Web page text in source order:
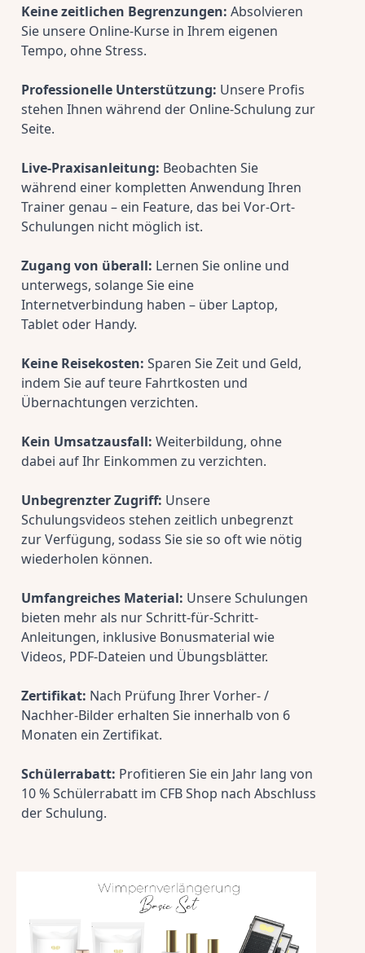
Keine zeitlichen Begrenzungen: Absolvieren
Sie unsere Online-Kurse in Ihrem eigenen
Tempo, ohne Stress.
Professionelle Unterstützung: Unsere Profis
stehen Ihnen während der Online-Schulung zur
Seite.
Live-Praxisanleitung: Beobachten Sie
während einer kompletten Anwendung Ihren
Trainer genau – ein Feature, das bei Vor-Ort-
Schulungen nicht möglich ist.
Zugang von überall: Lernen Sie online und
unterwegs, solange Sie eine
Internetverbindung haben – über Laptop,
Tablet oder Handy.
Keine Reisekosten: Sparen Sie Zeit und Geld,
indem Sie auf teure Fahrtkosten und
Übernachtungen verzichten.
Kein Umsatzausfall: Weiterbildung, ohne
dabei auf Ihr Einkommen zu verzichten.
Unbegrenzter Zugriff: Unsere
Schulungsvideos stehen zeitlich unbegrenzt
zur Verfügung, sodass Sie sie so oft wie nötig
wiederholen können.
Umfangreiches Material: Unsere Schulungen
bieten mehr als nur Schritt-für-Schritt-
Anleitungen, inklusive Bonusmaterial wie
Videos, PDF-Dateien und Übungsblätter.
Zertifikat: Nach Prüfung Ihrer Vorher- /
Nachher-Bilder erhalten Sie innerhalb von 6
Monaten ein Zertifikat.
Schülerrabatt: Profitieren Sie ein Jahr lang von
10 % Schülerrabatt im CFB Shop nach Abschluss
der Schulung.